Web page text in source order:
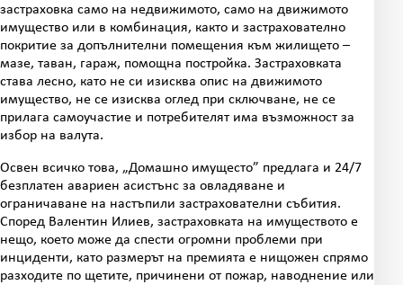
застраховка само на недвижимото, само на движимото
имущество или в комбинация, както и застрахователно
покритие за допълнителни помещения към жилището –
мазе, таван, гараж, помощна постройка. Застраховката
става лесно, като не си изисква опис на движимото
имущество, не се изисква оглед при сключване, не се
прилага самоучастие и потребителят има възможност за
избор на валута.
Освен всичко това, „Домашно имущесто” предлага и 24/7
безплатен авариен асистънс за овладяване и
ограничаване на настъпили застрахователни събития.
Според Валентин Илиев, застраховката на имуществото е
нещо, което може да спести огромни проблеми при
инциденти, като размерът на премията е нищожен спрямо
разходите по щетите, причинени от пожар, наводнение или